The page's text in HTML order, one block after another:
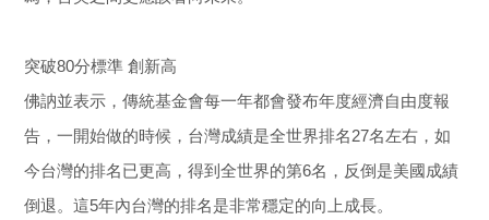
突破80分標準 創新高
佛訥並表示，傳統基金會每一年都會發布年度經濟自由度報
告，一開始做的時候，台灣成績是全世界排名27名左右，如
今台灣的排名已更高，得到全世界的第6名，反倒是美國成績
倒退。這5年內台灣的排名是非常穩定的向上成長。